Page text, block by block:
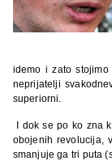
idemo i zato
neprijatelji
superiorni.
I dok se po ko zna
obojenih revolucija,
smanjuje ga tri puta